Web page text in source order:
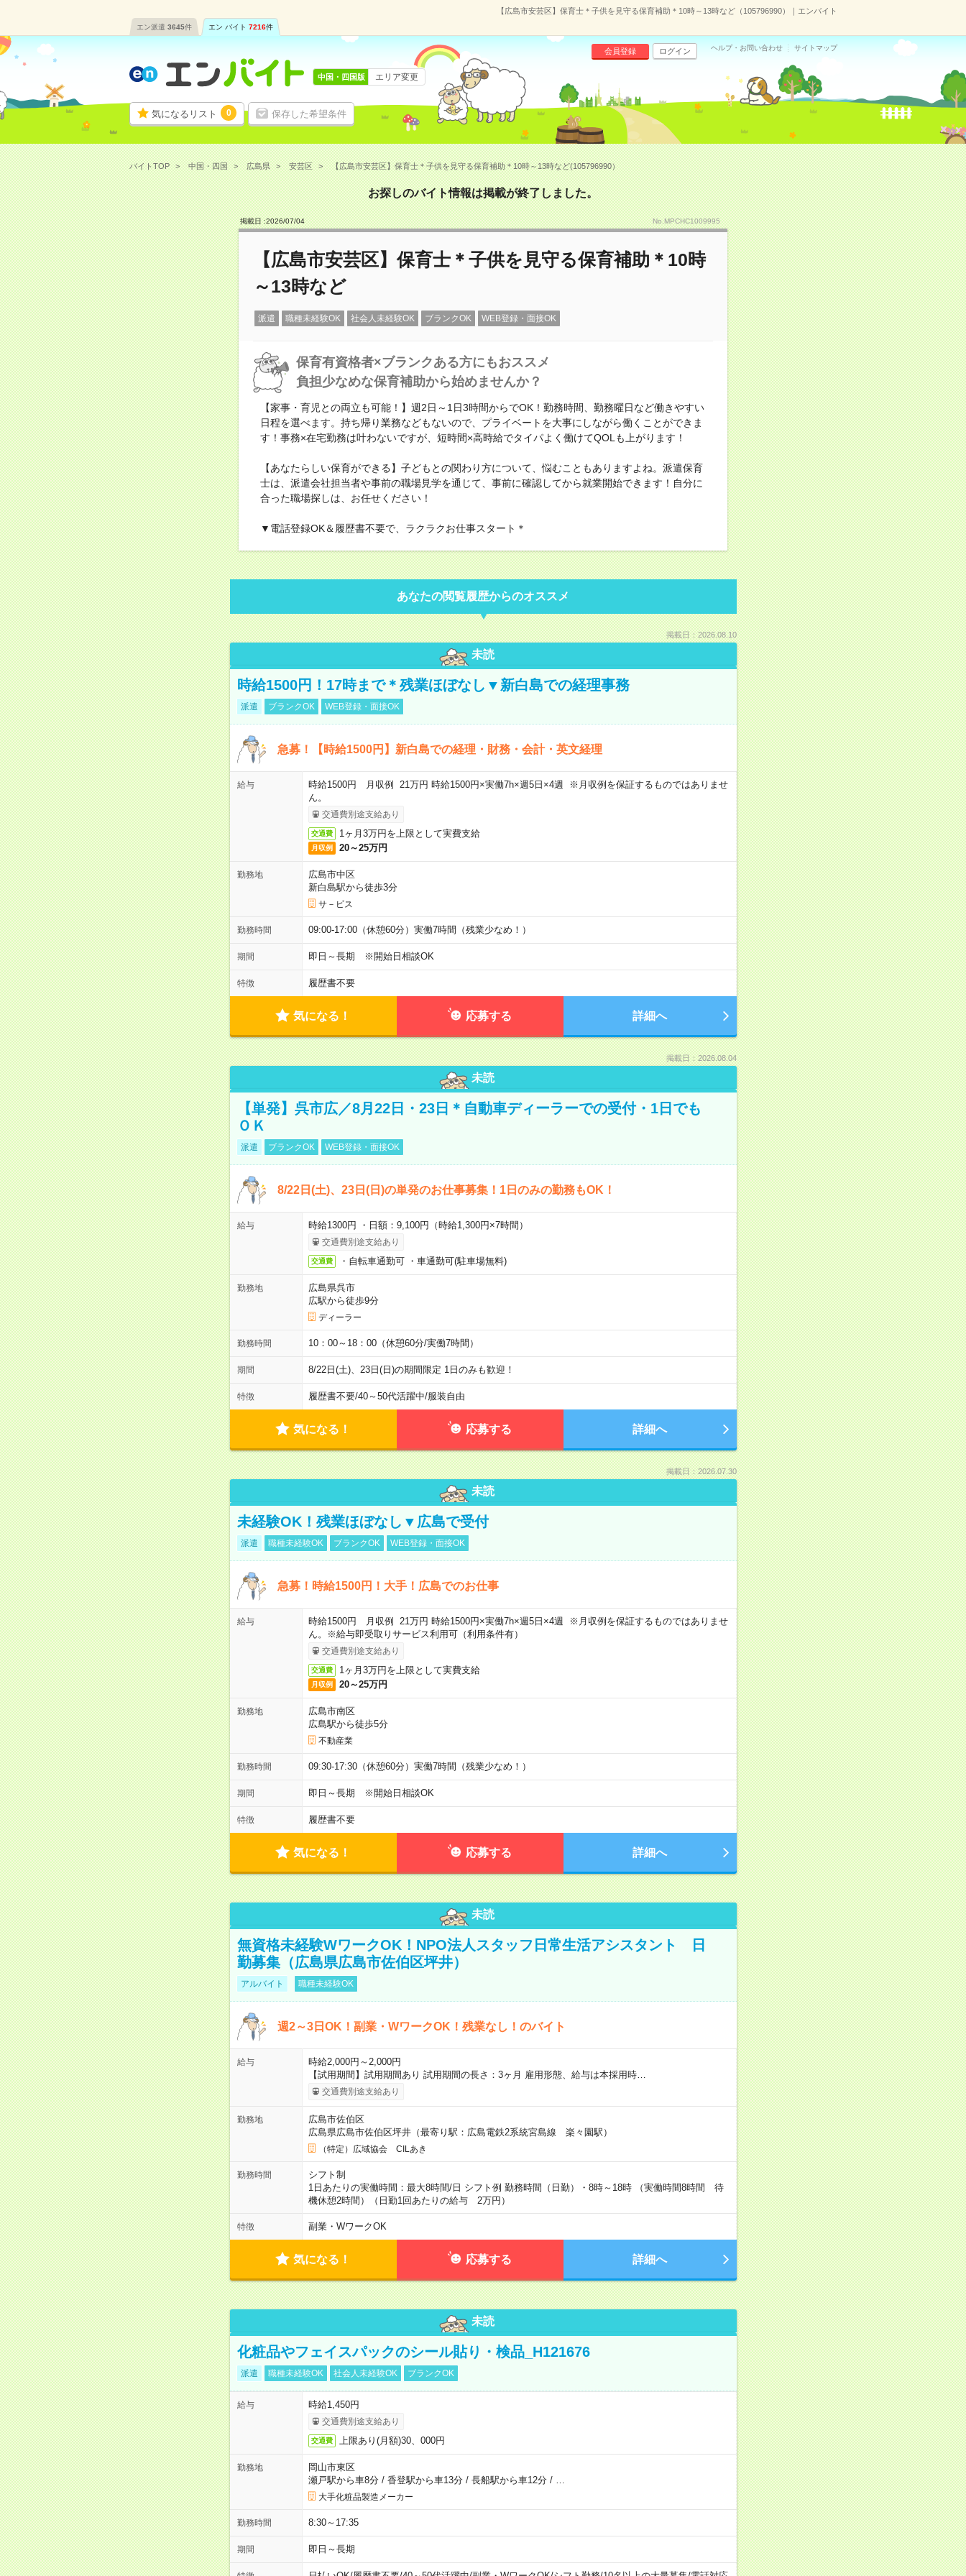
【広島市安芸区】保育士＊子供を見守る保育補助＊10時～13時など（105796990）｜エンバイト
エン派遣 3645件 エン バイト 7216件
気になるリスト 0 保存した希望条件
会員登録 ログイン ヘルプ・お問い合わせ サイトマップ
中国・四国版 エリア変更
バイトTOP 中国・四国 広島県 安芸区 【広島市安芸区】保育士＊子供を見守る保育補助＊10時～13時など(105796990）
お探しのバイト情報は掲載が終了しました。
掲載日 :2026/07/04 No.MPCHC1009995
【広島市安芸区】保育士＊子供を見守る保育補助＊10時
～13時など
派遣 職種未経験OK 社会人未経験OK ブランクOK WEB登録・面接OK
保育有資格者×ブランクある方にもおススメ
負担少なめな保育補助から始めませんか？
【家事・育児との両立も可能！】週2日～1日3時間からでOK！勤務時間、勤務曜日など働きやすい
日程を選べます。持ち帰り業務などもないので、プライベートを大事にしながら働くことができま
す！事務×在宅勤務は叶わないですが、短時間×高時給でタイパよく働けてQOLも上がります！
【あなたらしい保育ができる】子どもとの関わり方について、悩むこともありますよね。派遣保育
士は、派遣会社担当者や事前の職場見学を通じて、事前に確認してから就業開始できます！自分に
合った職場探しは、お任せください！
▼電話登録OK＆履歴書不要で、ラクラクお仕事スタート＊
あなたの閲覧履歴からのオススメ
掲載日：2026.08.10
未読
時給1500円！17時まで＊残業ほぼなし▼新白島での経理事務
派遣 ブランクOK WEB登録・面接OK
急募！【時給1500円】新白島での経理・財務・会計・英文経理
給与
時給1500円 月収例 21万円 時給1500円×実働7h×週5日×4週 ※月収例を保証するものではありませ
ん。
交通費別途支給あり
交通費 1ヶ月3万円を上限として実費支給
月収例 20～25万円
勤務地
広島市中区
新白島駅から徒歩3分
サ－ビス
勤務時間 09:00-17:00（休憩60分）実働7時間（残業少なめ！）
期間 即日～長期 ※開始日相談OK
特徴 履歴書不要
気になる！ 応募する 詳細へ
掲載日：2026.08.04
未読
【単発】呉市広／8月22日・23日＊自動車ディーラーでの受付・1日でも
ＯＫ
派遣 ブランクOK WEB登録・面接OK
8/22日(土)、23日(日)の単発のお仕事募集！1日のみの勤務もOK！
給与 時給1300円 ・日額：9,100円（時給1,300円×7時間）
交通費別途支給あり
交通費 ・自転車通勤可 ・車通勤可(駐車場無料)
勤務地
広島県呉市
広駅から徒歩9分
ディーラー
勤務時間 10：00～18：00（休憩60分/実働7時間）
期間 8/22日(土)、23日(日)の期間限定 1日のみも歓迎！
特徴 履歴書不要/40～50代活躍中/服装自由
気になる！ 応募する 詳細へ
掲載日：2026.07.30
未読
未経験OK！残業ほぼなし▼広島で受付
派遣 職種未経験OK ブランクOK WEB登録・面接OK
急募！時給1500円！大手！広島でのお仕事
給与
時給1500円 月収例 21万円 時給1500円×実働7h×週5日×4週 ※月収例を保証するものではありませ
ん。※給与即受取りサービス利用可（利用条件有）
交通費別途支給あり
交通費 1ヶ月3万円を上限として実費支給
月収例 20～25万円
勤務地
広島市南区
広島駅から徒歩5分
不動産業
勤務時間 09:30-17:30（休憩60分）実働7時間（残業少なめ！）
期間 即日～長期 ※開始日相談OK
特徴 履歴書不要
気になる！ 応募する 詳細へ
未読
無資格未経験WワークOK！NPO法人スタッフ日常生活アシスタント 日
勤募集（広島県広島市佐伯区坪井）
アルバイト 職種未経験OK
週2～3日OK！副業・WワークOK！残業なし！のバイト
給与
時給2,000円～2,000円
【試用期間】試用期間あり 試用期間の長さ：3ヶ月 雇用形態、給与は本採用時…
交通費別途支給あり
勤務地
広島市佐伯区
広島県広島市佐伯区坪井（最寄り駅：広島電鉄2系統宮島線 楽々園駅）
（特定）広域協会 CILあき
勤務時間
シフト制
1日あたりの実働時間：最大8時間/日 シフト例 勤務時間（日勤）・8時～18時 （実働時間8時間 待
機休憩2時間）（日勤1回あたりの給与 2万円）
特徴 副業・WワークOK
気になる！ 応募する 詳細へ
未読
化粧品やフェイスパックのシール貼り・検品_H121676
派遣 職種未経験OK 社会人未経験OK ブランクOK
給与 時給1,450円
交通費別途支給あり
交通費 上限あり(月額)30、000円
勤務地
岡山市東区
瀬戸駅から車8分/ 香登駅から車13分/ 長船駅から車12分/
大手化粧品製造メーカー
勤務時間 8:30～17:35
期間 即日～長期